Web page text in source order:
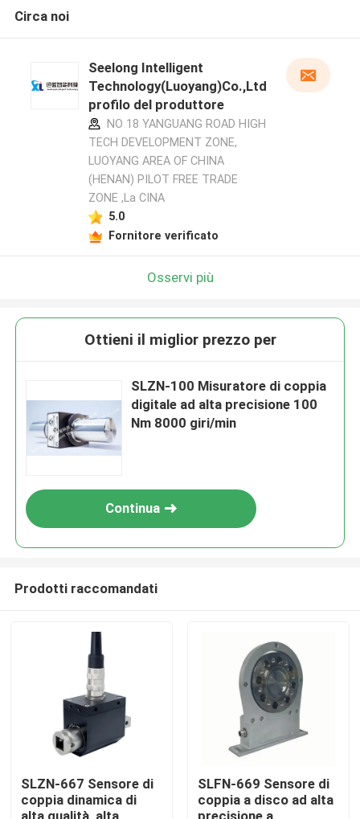
Casa.
Prodotti
Circa noi
Seelong Intelligent
Technology(Luoyang)Co.,Ltd
profilo del produttore
NO 18 YANGUANG ROAD HIGH
TECH DEVELOPMENT ZONE,
LUOYANG AREA OF CHINA
(HENAN) PILOT FREE TRADE
ZONE ,La CINA
5.0
Fornitore verificato
Osservi più
Ottieni il miglior prezzo per
SLZN-100 Misuratore di coppia
digitale ad alta precisione 100
Nm 8000 giri/min
Continua
Prodotti raccomandati
SLZN-667 Sensore di
coppia dinamica di
SLFN-669 Sensore di
coppia a disco ad alta